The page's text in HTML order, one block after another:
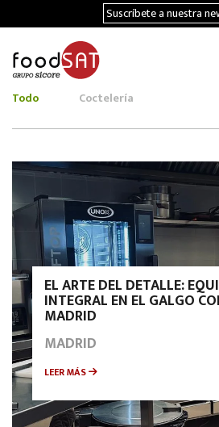
Suscríbete a nuestra
Todo Coctelería
EL ARTE DEL DETALLE:
INTEGRAL EN EL GALGO
MADRID
MADRID
LEER MÁS